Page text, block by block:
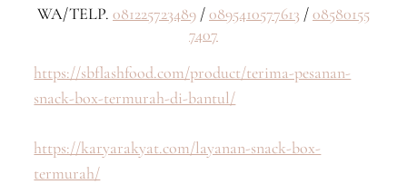
WA/TELP. 081225723489 /0895410577613 /08580155
7407
https://sbflashfood.com/product/terima-pesanan-
snack-box-termurah-di-bantul/
https://karyarakyat.com/layanan-snack-box-
termurah/